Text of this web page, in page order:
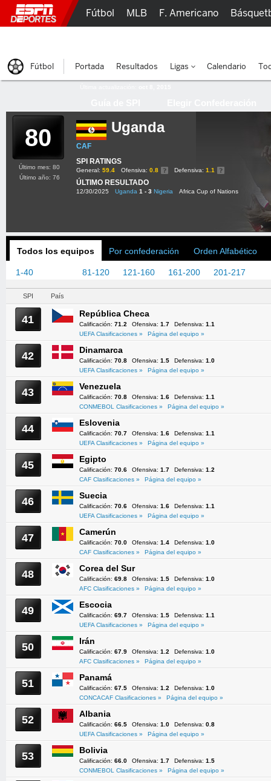
80 Uganda
CAF
SPI RATINGS
General: 59.4 Ofensiva: 0.8 Defensiva: 1.1
ÚLTIMO RESULTADO
12/30/2025 Uganda 1 - 3 Nigeria Africa Cup of Nations
Último mes: 80
Último año: 76
Todos los equipos Por confederación Orden Alfabético
1-40 81-120 121-160 161-200 201-217
SPI País
41 República Checa
Calificación: 71.2 Ofensiva: 1.7 Defensiva: 1.1
UEFA Clasificaciones »
Página del equipo »
42 Dinamarca
Calificación: 70.8 Ofensiva: 1.5 Defensiva: 1.0
UEFA Clasificaciones »
Página del equipo »
43 Venezuela
Calificación: 70.8 Ofensiva: 1.6 Defensiva: 1.1
CONMEBOL Clasificaciones »
Página del equipo »
44 Eslovenia
Calificación: 70.7 Ofensiva: 1.6 Defensiva: 1.1
UEFA Clasificaciones »
Página del equipo »
45 Egipto
Calificación: 70.6 Ofensiva: 1.7 Defensiva: 1.2
CAF Clasificaciones »
Página del equipo »
46 Suecia
Calificación: 70.6 Ofensiva: 1.6 Defensiva: 1.1
UEFA Clasificaciones »
Página del equipo »
47 Camerún
Calificación: 70.0 Ofensiva: 1.4 Defensiva: 1.0
CAF Clasificaciones »
Página del equipo »
48 Corea del Sur
Calificación: 69.8 Ofensiva: 1.5 Defensiva: 1.0
AFC Clasificaciones »
Página del equipo »
49 Escocia
Calificación: 69.7 Ofensiva: 1.5 Defensiva: 1.1
UEFA Clasificaciones »
Página del equipo »
50 Irán
Calificación: 67.9 Ofensiva: 1.2 Defensiva: 1.0
AFC Clasificaciones »
Página del equipo »
51 Panamá
Calificación: 67.5 Ofensiva: 1.2 Defensiva: 1.0
CONCACAF Clasificaciones »
Página del equipo »
52 Albania
Calificación: 66.5 Ofensiva: 1.0 Defensiva: 0.8
UEFA Clasificaciones »
Página del equipo »
53 Bolivia
Calificación: 66.0 Ofensiva: 1.7 Defensiva: 1.5
CONMEBOL Clasificaciones »
Página del equipo »
Fútbol MLB F. Americano
Fútbol Portada Resultados Ligas Calendario